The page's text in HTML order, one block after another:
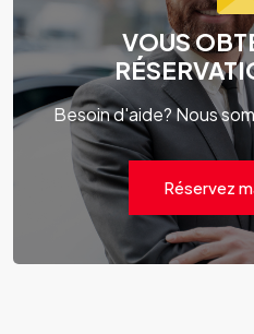
VOUS
Besoin d'aide? Nous
Réservez